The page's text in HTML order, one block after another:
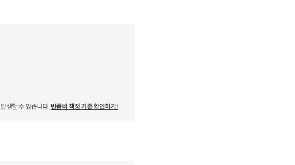
생할 수 있습니다. 반품비 책정 기준 확인하기!